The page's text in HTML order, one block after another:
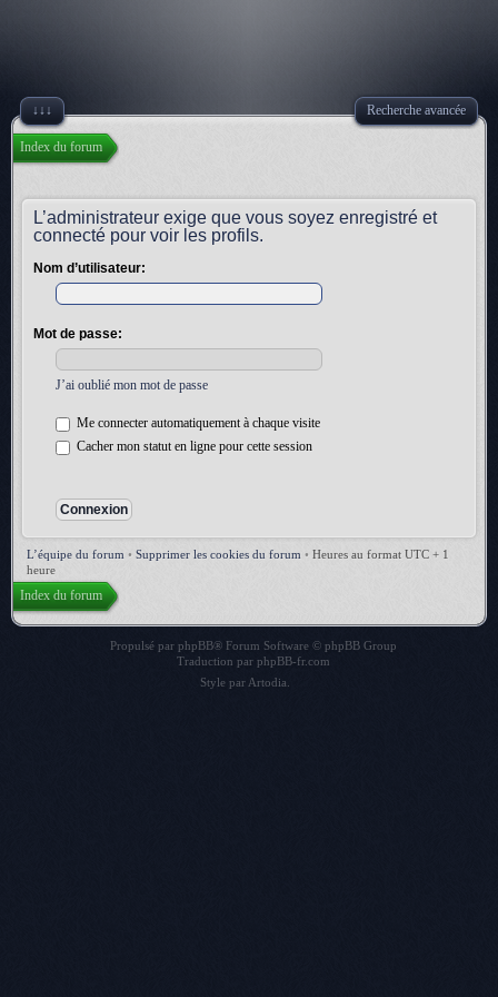
↓↓↓ Recherche avancée
Index du forum
L’administrateur exige que vous soyez enregistré et
connecté pour voir les profils.
Nom d’utilisateur:
Mot de passe:
J’ai oublié mon mot de passe
Me connecter automatiquement à chaque visite
Cacher mon statut en ligne pour cette session
L’équipe du forum • Supprimer les cookies du forum • Heures au format UTC + 1
heure
Index du forum
Propulsé par phpBB® Forum Software © phpBB Group
Traduction par phpBB-fr.com
Style par Artodia